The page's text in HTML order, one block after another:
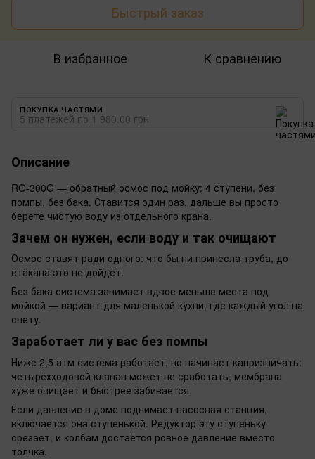
Быстрый заказ
В избранное К сравнению
ПОКУПКА ЧАСТЯМИ
5 платежей по 1 980.00 грн
Описание
RO-300G — обратный осмос под мойку: 4 ступени, без
помпы, без бака. Ставится один раз, дальше вы просто
берёте чистую воду из отдельного крана.
Зачем он нужен, если воду и так очищают
Осмос ставят ради одного: что бы ни принесла труба, до
стакана это не дойдёт.
Без бака система занимает вдвое меньше места под
мойкой — вариант для маленькой кухни, где каждый угол на
счету.
Заработает ли у вас без помпы
Ниже 2,5 атм система работает, но начинает капризничать:
четырёхходовой клапан может не сработать, мембрана
хуже очищает и быстрее забивается.
Если давление в доме поднимает насосная станция,
включается она ступенькой. Редуктор эту ступеньку
срезает, и колбам достаётся ровное давление вместо
толчка.